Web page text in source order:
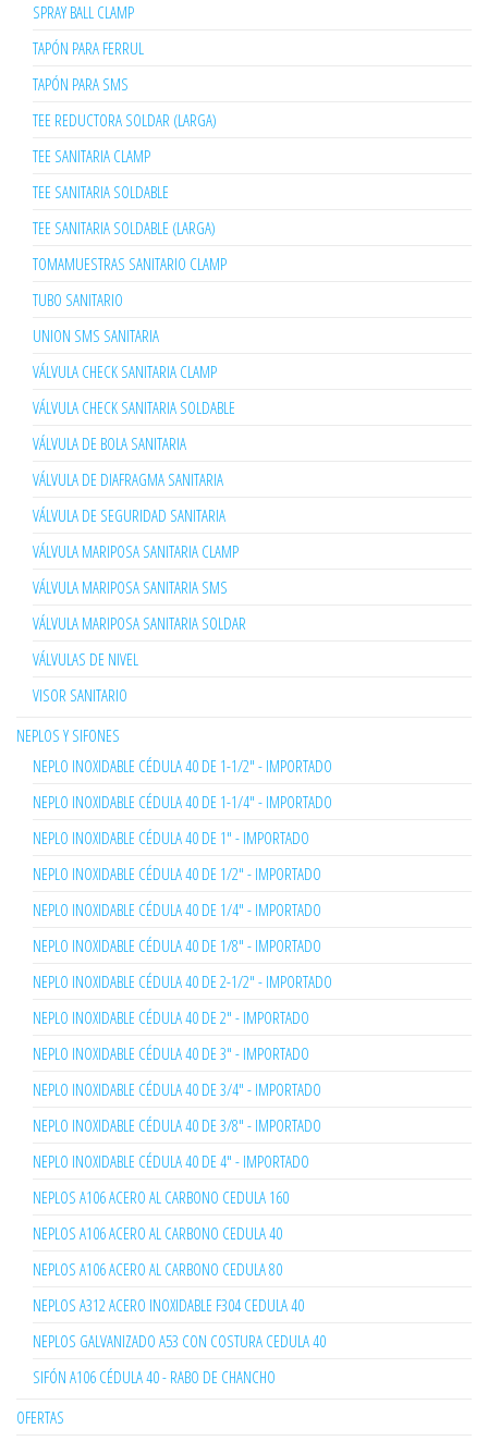
SPRAY BALL CLAMP
TAPÓN PARA FERRUL
TAPÓN PARA SMS
TEE REDUCTORA SOLDAR (LARGA)
TEE SANITARIA CLAMP
TEE SANITARIA SOLDABLE
TEE SANITARIA SOLDABLE (LARGA)
TOMAMUESTRAS SANITARIO CLAMP
TUBO SANITARIO
UNION SMS SANITARIA
VÁLVULA CHECK SANITARIA CLAMP
VÁLVULA CHECK SANITARIA SOLDABLE
VÁLVULA DE BOLA SANITARIA
VÁLVULA DE DIAFRAGMA SANITARIA
VÁLVULA DE SEGURIDAD SANITARIA
VÁLVULA MARIPOSA SANITARIA CLAMP
VÁLVULA MARIPOSA SANITARIA SMS
VÁLVULA MARIPOSA SANITARIA SOLDAR
VÁLVULAS DE NIVEL
VISOR SANITARIO
NEPLOS Y SIFONES
NEPLO INOXIDABLE CÉDULA 40 DE 1-1/2" - IMPORTADO
NEPLO INOXIDABLE CÉDULA 40 DE 1-1/4" - IMPORTADO
NEPLO INOXIDABLE CÉDULA 40 DE 1" - IMPORTADO
NEPLO INOXIDABLE CÉDULA 40 DE 1/2" - IMPORTADO
NEPLO INOXIDABLE CÉDULA 40 DE 1/4" - IMPORTADO
NEPLO INOXIDABLE CÉDULA 40 DE 1/8" - IMPORTADO
NEPLO INOXIDABLE CÉDULA 40 DE 2-1/2" - IMPORTADO
NEPLO INOXIDABLE CÉDULA 40 DE 2" - IMPORTADO
NEPLO INOXIDABLE CÉDULA 40 DE 3" - IMPORTADO
NEPLO INOXIDABLE CÉDULA 40 DE 3/4" - IMPORTADO
NEPLO INOXIDABLE CÉDULA 40 DE 3/8" - IMPORTADO
NEPLO INOXIDABLE CÉDULA 40 DE 4" - IMPORTADO
NEPLOS A106 ACERO AL CARBONO CEDULA 160
NEPLOS A106 ACERO AL CARBONO CEDULA 40
NEPLOS A106 ACERO AL CARBONO CEDULA 80
NEPLOS A312 ACERO INOXIDABLE F304 CEDULA 40
NEPLOS GALVANIZADO A53 CON COSTURA CEDULA 40
SIFÓN A106 CÉDULA 40 - RABO DE CHANCHO
OFERTAS